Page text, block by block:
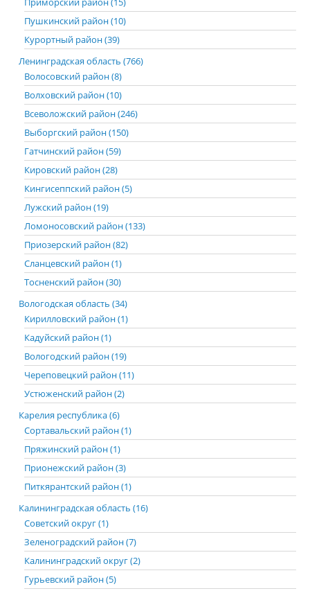
Пушкинский район (10)
Курортный район (39)
Ленинградская область (766)
Волосовский район (8)
Волховский район (10)
Всеволожский район (246)
Выборгский район (150)
Гатчинский район (59)
Кировский район (28)
Кингисеппский район (5)
Лужский район (19)
Ломоносовский район (133)
Приозерский район (82)
Сланцевский район (1)
Тосненский район (30)
Вологодская область (34)
Кирилловский район (1)
Кадуйский район (1)
Вологодский район (19)
Череповецкий район (11)
Устюженский район (2)
Карелия республика (6)
Сортавальский район (1)
Пряжинский район (1)
Прионежский район (3)
Питкярантский район (1)
Калининградская область (16)
Советский округ (1)
Зеленоградский район (7)
Калининградский округ (2)
Гурьевский район (5)